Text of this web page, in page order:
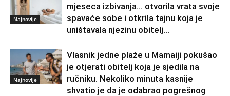
Najnovije
mjeseca izbivanja… otvorila vrata svoje
spavaće sobe i otkrila tajnu koja je
uništavala njezinu obitelj…
Najnovije
Vlasnik jedne plaže u Mamaiji pokušao
je otjerati obitelj koja je sjedila na
ručniku. Nekoliko minuta kasnije
shvatio je da je odabrao pogrešnog